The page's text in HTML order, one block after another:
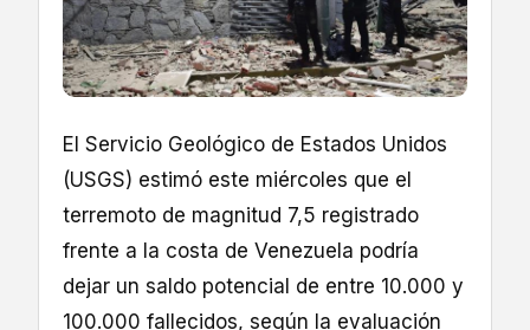
El Servicio Geológico de Estados Unidos
(USGS) estimó este miércoles que el
terremoto de magnitud 7,5 registrado
frente a la costa de Venezuela podría
dejar un saldo potencial de entre 10.000 y
100.000 fallecidos, según la evaluación